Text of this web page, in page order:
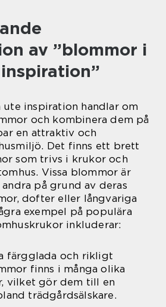
av ”blommor i
inspiration handlar om
och kombinera dem på
en attraktiv och
Det finns ett brett
som trivs i krukor och
Vissa blommor är
på grund av deras
dofter eller långvariga
exempel på populära
inkluderar:
färgglada och rikligt
finns i många olika
vilket gör dem till en
trädgårdsälskare.